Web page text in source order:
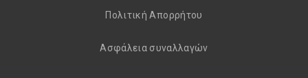
Πολιτική Απορρήτου
Aσφάλεια συναλλαγών